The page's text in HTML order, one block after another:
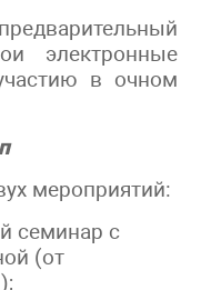
электронные
в очном
мероприятий:
семинар с
(от